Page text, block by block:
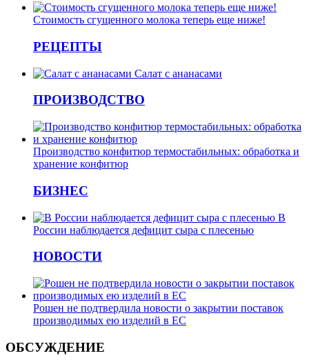
Стоимость сгущенного молока теперь еще ниже!
РЕЦЕПТЫ
Салат с ананасами
ПРОИЗВОДСТВО
Производство конфитюр термостабильных: обработка и
хранение конфитюр
БИЗНЕС
В
России наблюдается дефицит сыра с плесенью
НОВОСТИ
Рошен не подтвердила новости о закрытии поставок
производимых ею изделий в ЕС
ОБСУЖДЕНИЕ